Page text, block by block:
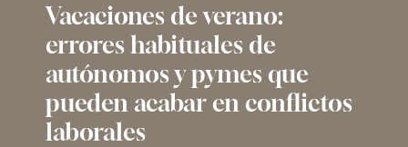
Vacaciones de verano:
errores habituales de
autónomos y pymes que
pueden acabar en conflictos
laborales